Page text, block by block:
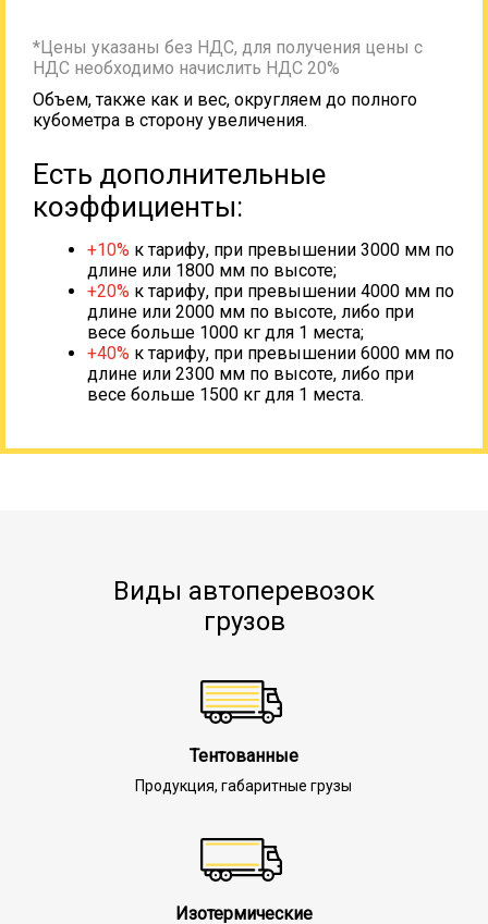
*Цены указаны без НДС, для получения цены с
НДС необходимо начислить НДС 20%
Объем, также как и вес, округляем до полного
кубометра в сторону увеличения.
Есть дополнительные
коэффициенты:
+10% к тарифу, при превышении 3000 мм по
длине или 1800 мм по высоте;
+20% к тарифу, при превышении 4000 мм по
длине или 2000 мм по высоте, либо при
весе больше 1000 кг для 1 места;
+40% к тарифу, при превышении 6000 мм по
длине или 2300 мм по высоте, либо при
весе больше 1500 кг для 1 места.
Виды автоперевозок
грузов
Тентованные
Продукция, габаритные грузы
Изотермические